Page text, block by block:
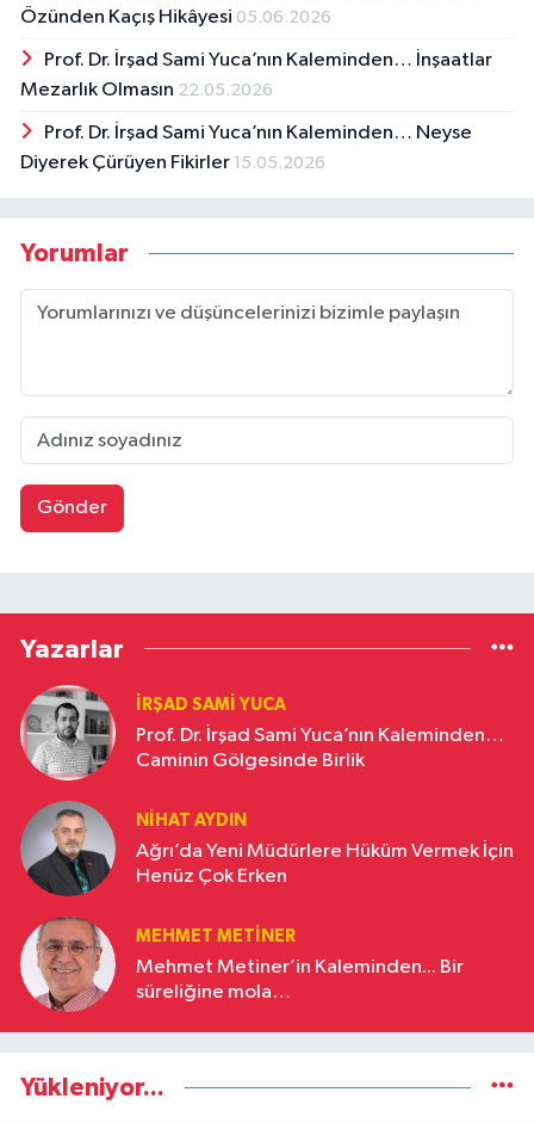
Özünden Kaçış Hikâyesi 05.06.2026
Prof. Dr. İrşad Sami Yuca’nın Kaleminden… İnşaatlar
Mezarlık Olmasın 22.05.2026
Prof. Dr. İrşad Sami Yuca’nın Kaleminden… Neyse
Diyerek Çürüyen Fikirler 15.05.2026
Yorumlar
Gönder
Yazarlar
İRŞAD SAMI YUCA
Prof. Dr. İrşad Sami Yuca’nın Kaleminden…
Caminin Gölgesinde Birlik
NIHAT AYDIN
Ağrı’da Yeni Müdürlere Hüküm Vermek İçin
Henüz Çok Erken
MEHMET METINER
Mehmet Metiner’in Kaleminden... Bir
süreliğine mola…
Yükleniyor...